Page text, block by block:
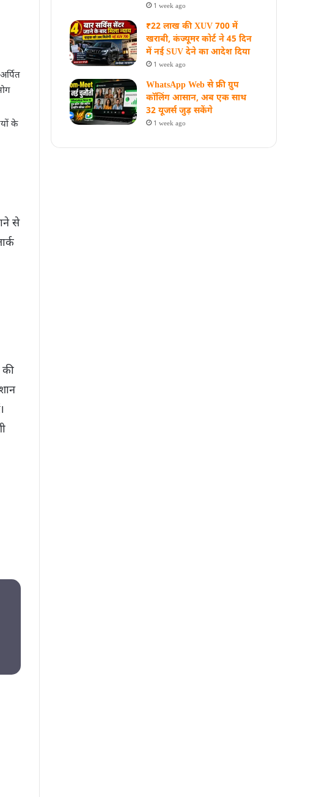
के
से
की
1 week ago
₹22 लाख की XUV 700 में
खराबी, कंज्यूमर कोर्ट ने 45 दिन
में नई SUV देने का आदेश दिया
1 week ago
WhatsApp Web से फ्री ग्रुप
कॉलिंग आसान, अब एक साथ
32 यूजर्स जुड़ सकेंगे
1 week ago